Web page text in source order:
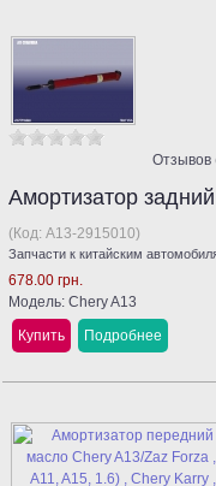
Отзывов
Амортизатор
(Код: A13-2915010)
Запчасти к китайским
678.00 грн.
Модель: Chery A13
Купить
Подробнее